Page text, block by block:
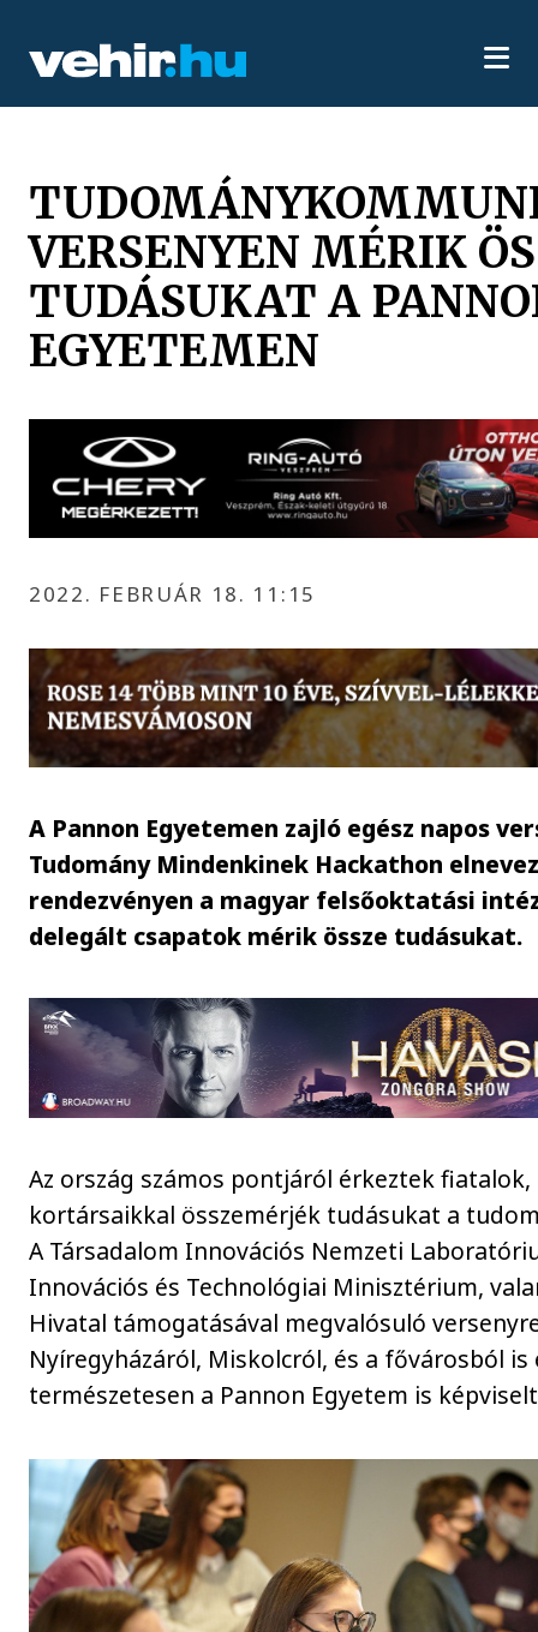
VERSENYEN MÉRIK
TUDÁSUKAT A
EGYETEMEN
2022. FEBRUÁR 18. 11:15
A Pannon Egyetemen zajló egész napos
Tudomány Mindenkinek Hackathon
rendezvényen a magyar felsőoktatási
delegált csapatok mérik össze tudásukat.
Az ország számos pontjáról érkeztek fiatalok,
kortársaikkal összemérjék tudásukat a
A Társadalom Innovációs Nemzeti
Innovációs és Technológiai Minisztérium,
Hivatal támogatásával megvalósuló
Nyíregyházáról, Miskolcról, és a fővárosból is
természetesen a Pannon Egyetem is